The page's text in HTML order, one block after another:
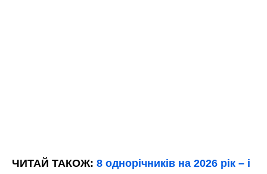
ЧИТАЙ ТАКОЖ: 8 однорічників на 2026 рік – і